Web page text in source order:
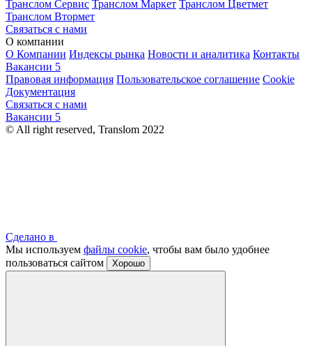
Транслом Сервис Транслом Маркет Транслом Цветмет
Транслом Втормет
Связаться с нами
О компании
О Компании Индексы рынка Новости и аналитика Контакты
Вакансии 5
Правовая информация Пользовательское соглашение Cookie
Документация
Связаться с нами
Вакансии 5
© All right reserved, Translom 2022
Сделано в
Мы используем файлы cookie, чтобы вам было удобнее
пользоваться сайтом
Хорошо